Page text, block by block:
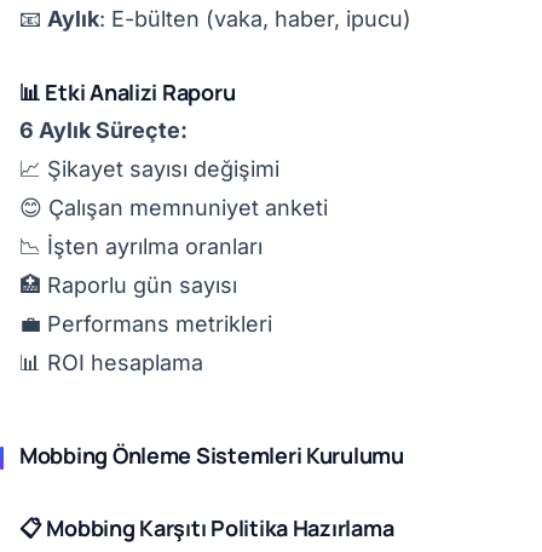
📧 Aylık: E-bülten (vaka, haber, ipucu)
📊 Etki Analizi Raporu
6 Aylık Süreçte:
📈 Şikayet sayısı değişimi
😊 Çalışan memnuniyet anketi
📉 İşten ayrılma oranları
🏥 Raporlu gün sayısı
💼 Performans metrikleri
📊 ROI hesaplama
Mobbing Önleme Sistemleri Kurulumu
📋 Mobbing Karşıtı Politika Hazırlama